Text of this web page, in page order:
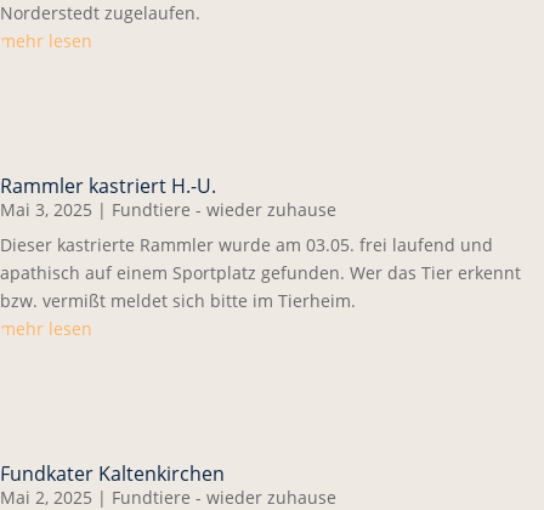
Norderstedt zugelaufen.
mehr lesen
Rammler kastriert H.-U.
Mai 3, 2025 | Fundtiere - wieder zuhause
Dieser kastrierte Rammler wurde am 03.05. frei laufend und
apathisch auf einem Sportplatz gefunden. Wer das Tier erkennt
bzw. vermißt meldet sich bitte im Tierheim.
mehr lesen
Fundkater Kaltenkirchen
Mai 2, 2025 | Fundtiere - wieder zuhause